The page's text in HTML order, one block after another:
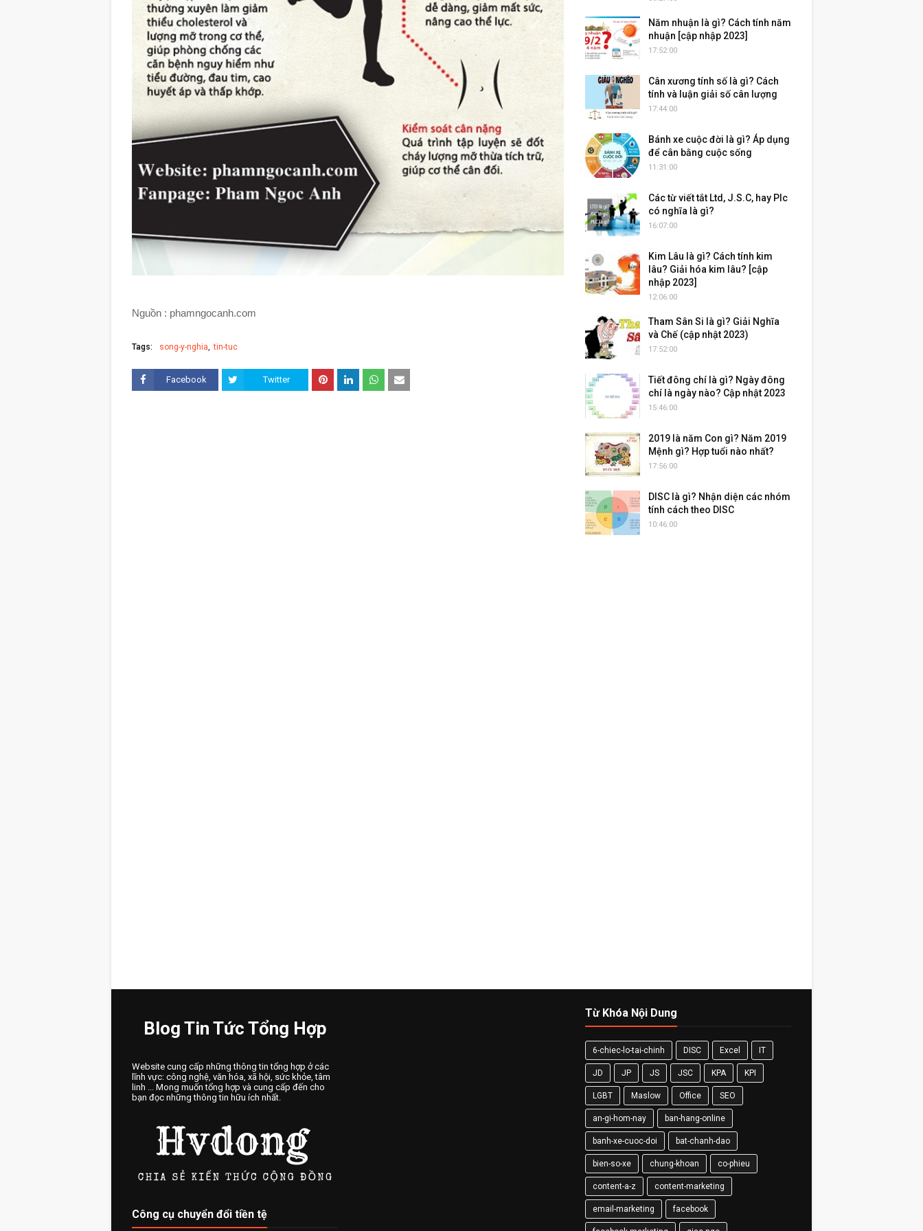
Nguồn : phamngocanh.com
Tags: song-y-nghia tin-tuc
Facebook Twitter
Năm nhuận là gì? Cách tính năm
nhuận [cập nhập 2023]
17:52:00
Cân xương tính số là gì? Cách
tính và luận giải số cân lượng
17:44:00
Bánh xe cuộc đời là gì? Áp dụng
để cân bằng cuộc sống
11:31:00
Các từ viết tắt Ltd, J.S.C, hay Plc
có nghĩa là gì?
16:07:00
Kim Lâu là gì? Cách tính kim
lâu? Giải hóa kim lâu? [cập
nhập 2023]
12:06:00
Tham Sân Si là gì? Giải Nghĩa
và Chế (cập nhật 2023)
17:52:00
Tiết đông chí là gì? Ngày đông
chí là ngày nào? Cập nhật 2023
15:46:00
2019 là năm Con gì? Năm 2019
Mệnh gì? Hợp tuổi nào nhất?
17:56:00
DISC là gì? Nhận diện các nhóm
tính cách theo DISC
10:46:00
Blog Tin Tức Tổng Hợp
Website cung cấp những thông tin tổng hợp ở các
lĩnh vực: công nghệ, văn hóa, xã hội, sức khỏe, tâm
linh ... Mong muốn tổng hợp và cung cấp đến cho
bạn đọc những thông tin hữu ích nhất.
Công cụ chuyển đổi tiền tệ
Từ Khóa Nội Dung
6-chiec-lo-tai-chinh DISC Excel IT
JD JP JS JSC KPA KPI
LGBT Maslow Office SEO
an-gi-hom-nay ban-hang-online
banh-xe-cuoc-doi bat-chanh-dao
bien-so-xe chung-khoan co-phieu
content-a-z content-marketing
email-marketing facebook